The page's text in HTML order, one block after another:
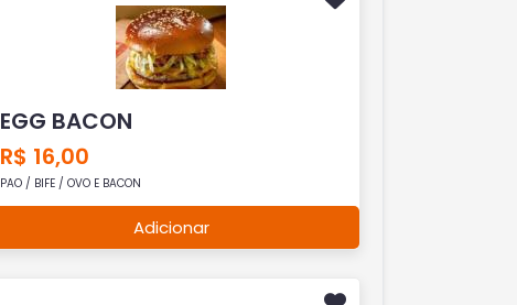
EGG BACON
R$ 16,00
PAO / BIFE / OVO E BACON
Adicionar